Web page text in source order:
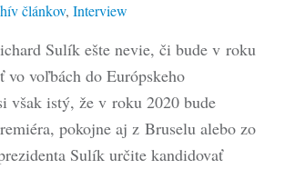
článkov, Interview
Sulík ešte nevie, či bude v roku
vo voľbách do Európskeho
však istý, že v roku 2020 bude
pokojne aj z Bruselu alebo zo
Sulík určite kandidovať